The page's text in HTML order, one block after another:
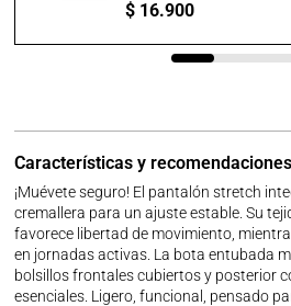
$ 16.900
Características y recomendaciones
¡Muévete seguro! El pantalón stretch
cremallera para un ajuste estable. Su
favorece libertad de movimiento,
en jornadas activas. La bota entubada
bolsillos frontales cubiertos y posterior
esenciales. Ligero, funcional, pensado